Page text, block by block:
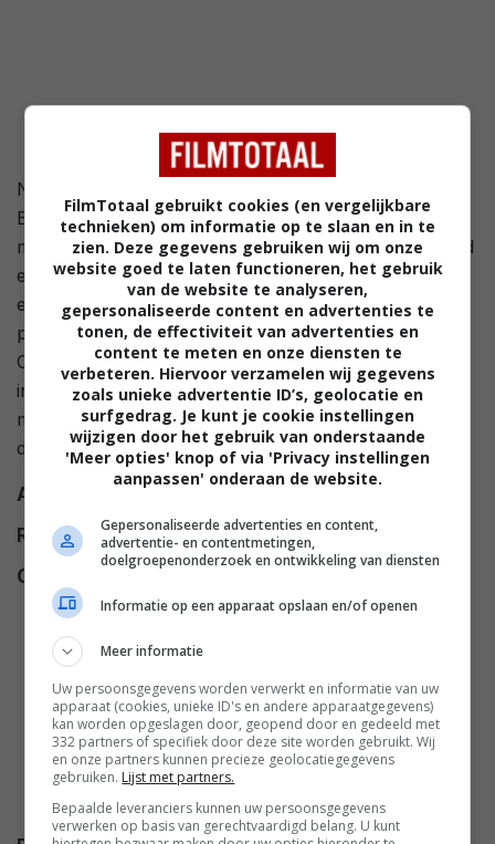
Noord-Afrika tijdens de Tweede Wereldoorlog. Vier
Britse medische stafleden, een commandant van de
medische eenheid, de sergeant-majoor van de eenheid
en twee vrouwelijke verpleegsters worden van hun
eenheid gescheiden terwijl ze in een ambulance
proberen te evacueren uit het belegerde Tobroek.
Onderweg pikken ze een Zuid-Afrikaanse
infanterieofficier op. Hun opties zijn beperkt, want
meeste van hun vluchtbestemmingen zijn ingenomen
door de Duitsers.
Alt titel
Regie
J. Lee Thompson.
Cast
Sylvia Syms,Harry Andrews,
Walter Gotell
Richard Marner,Diane Clare,
Richard Leech, Liam Redmond,
Michael Nightingale,Basil
Hoskins
Stassino ,Brian Peck.
FilmTotaal gebruikt cookies (en vergelijkbare
technieken) om informatie op te slaan en in te
zien. Deze gegevens gebruiken wij om onze
website goed te laten functioneren, het gebruik
van de website te analyseren,
gepersonaliseerde content en advertenties te
tonen, de effectiviteit van advertenties en
content te meten en onze diensten te
verbeteren. Hiervoor verzamelen wij gegevens
zoals unieke advertentie ID’s, geolocatie en
surfgedrag. Je kunt je cookie instellingen
wijzigen door het gebruik van onderstaande
'Meer opties' knop of via 'Privacy instellingen
aanpassen' onderaan de website.
Gepersonaliseerde advertenties en content,
advertentie- en contentmetingen,
doelgroepenonderzoek en ontwikkeling van diensten
Informatie op een apparaat opslaan en/of openen
Meer informatie
Uw persoonsgegevens worden verwerkt en informatie van uw
apparaat (cookies, unieke ID's en andere apparaatgegevens)
kan worden opgeslagen door, geopend door en gedeeld met
332 partners of specifiek door deze site worden gebruikt. Wij
en onze partners kunnen precieze geolocatiegegevens
gebruiken. Lijst met partners.
Bepaalde leveranciers kunnen uw persoonsgegevens
verwerken op basis van gerechtvaardigd belang. U kunt